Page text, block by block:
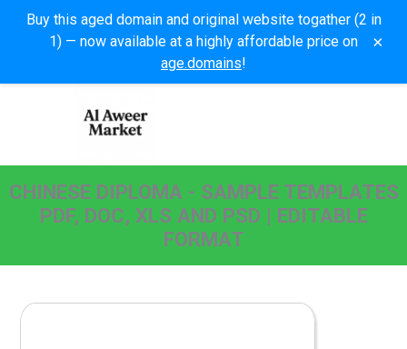
Buy this aged domain and original website togather (2 in
1) — now available at a highly affordable price on
age.domains!
×
CHINESE DIPLOMA - SAMPLE TEMPLATES
PDF, DOC, XLS AND PSD | EDITABLE
FORMAT